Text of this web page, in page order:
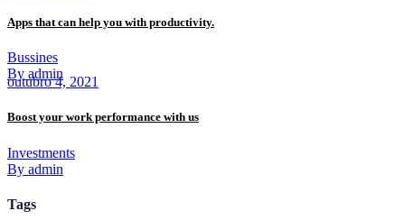
Apps that can help you with productivity.
Bussines
By admin
outubro 4, 2021
Boost your work performance with us
Investments
By admin
Tags